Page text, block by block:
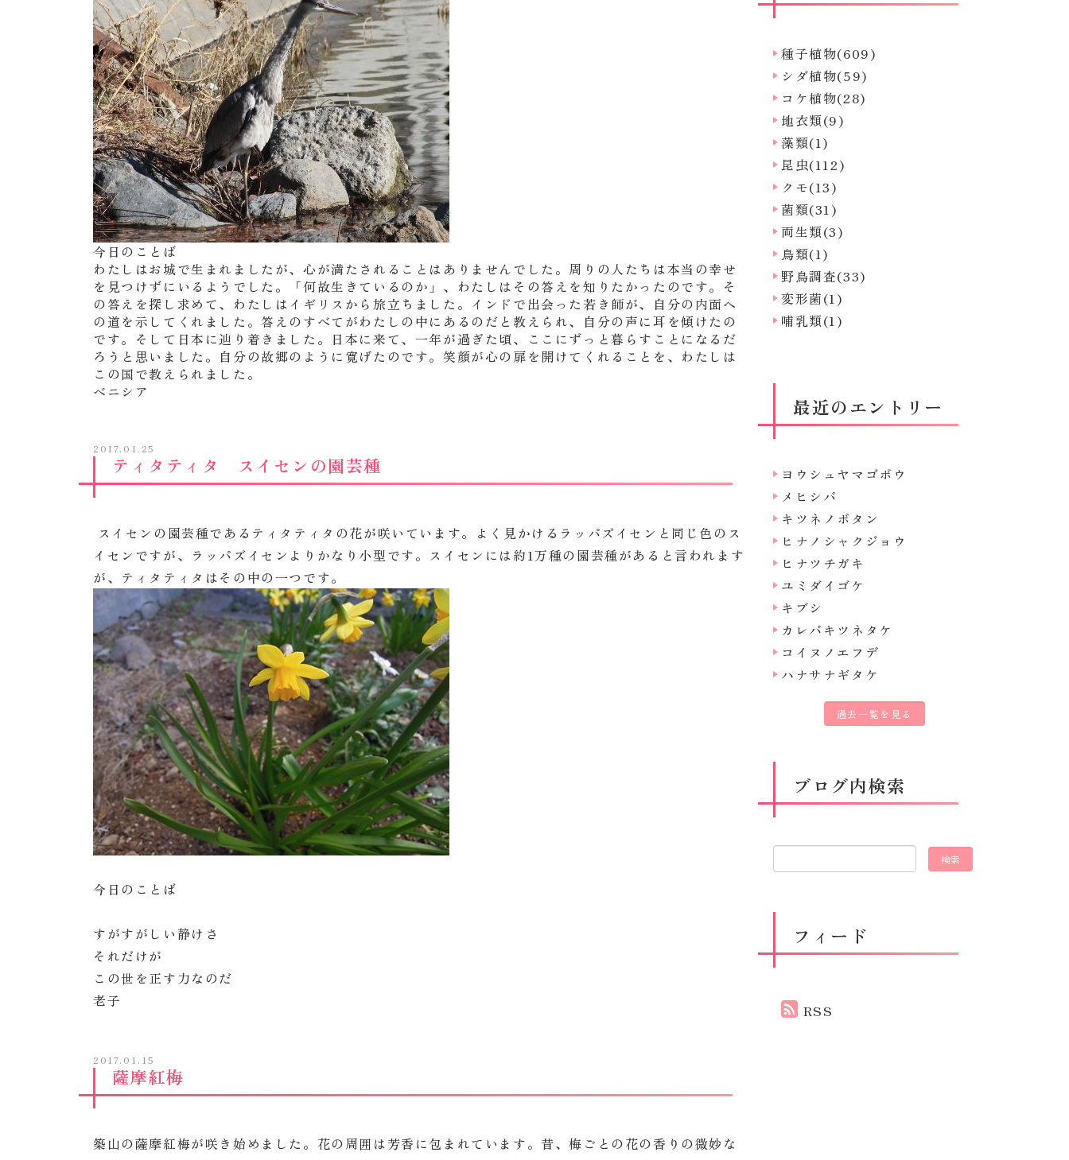
今日のことば
わたしはお城で生まれましたが、心が満たされることはありませんでした。周りの人たちは本当の幸せ
を見つけずにいるようでした。「何故生きているのか」、わたしはその答えを知りたかったのです。そ
の答えを探し求めて、わたしはイギリスから旅立ちました。インドで出会った若き師が、自分の内面へ
の道を示してくれました。答えのすべてがわたしの中にあるのだと教えられ、自分の声に耳を傾けたの
です。そして日本に辿り着きました。日本に来て、一年が過ぎた頃、ここにずっと暮らすことになるだ
ろうと思いました。自分の故郷のように寛げたのです。笑顔が心の扉を開けてくれることを、わたしは
この国で教えられました。
ベニシア
2017.01.25
ティタティタ スイセンの園芸種
スイセンの園芸種であるティタティタの花が咲いています。よく見かけるラッパズイセンと同じ色のス
イセンですが、ラッパズイセンよりかなり小型です。スイセンには約1万種の園芸種があると言われます
が、ティタティタはその中の一つです。
今日のことば
すがすがしい静けさ
それだけが
この世を正す力なのだ
老子
2017.01.15
薩摩紅梅
築山の薩摩紅梅が咲き始めました。花の周囲は芳香に包まれています。昔、梅ごとの花の香りの微妙な
種子植物(609)
シダ植物(59)
コケ植物(28)
地衣類(9)
藻類(1)
昆虫(112)
クモ(13)
菌類(31)
両生類(3)
鳥類(1)
野鳥調査(33)
変形菌(1)
哺乳類(1)
最近のエントリー
ヨウシュヤマゴボウ
メヒシバ
キツネノボタン
ヒナノシャクジョウ
ヒナツチガキ
ユミダイゴケ
キブシ
カレバキツネタケ
コイヌノエフデ
ハナサナギタケ
過去一覧を見る
ブログ内検索
フィード
RSS